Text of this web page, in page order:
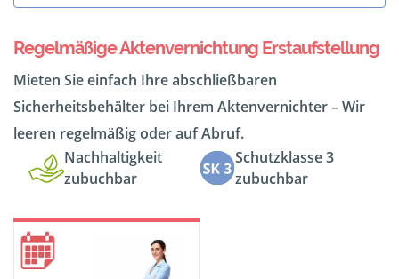
Regelmäßige Aktenvernichtung Erstaufstellung
Mieten Sie einfach Ihre abschließbaren
Sicherheitsbehälter bei Ihrem Aktenvernichter – Wir
leeren regelmäßig oder auf Abruf.
Nachhaltigkeit
zubuchbar
Schutzklasse 3
zubuchbar